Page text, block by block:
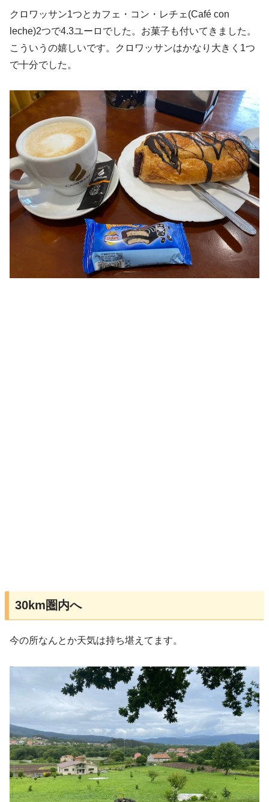
クロワッサン1つとカフェ・コン・レチェ(Café con
leche)2つで4.3ユーロでした。お菓子も付いてきました。
こういうの嬉しいです。クロワッサンはかなり大きく1つ
で十分でした。
30km圏内へ
今の所なんとか天気は持ち堪えてます。